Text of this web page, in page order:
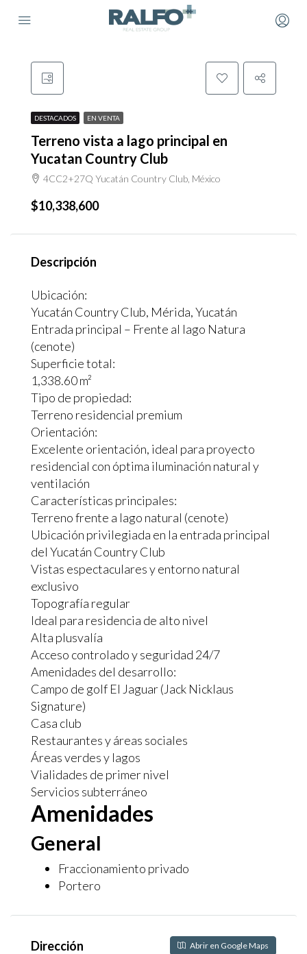
DESTACADOS EN VENTA
Terreno vista a lago principal en
Yucatan Country Club
4CC2+27Q Yucatán Country Club, México
$10,338,600
Descripción
Ubicación:
Yucatán Country Club, Mérida, Yucatán
Entrada principal – Frente al lago Natura
(cenote)
Superficie total:
1,338.60 m²
Tipo de propiedad:
Terreno residencial premium
Orientación:
Excelente orientación, ideal para proyecto
residencial con óptima iluminación natural y
ventilación
Características principales:
Terreno frente a lago natural (cenote)
Ubicación privilegiada en la entrada principal
del Yucatán Country Club
Vistas espectaculares y entorno natural
exclusivo
Topografía regular
Ideal para residencia de alto nivel
Alta plusvalía
Acceso controlado y seguridad 24/7
Amenidades del desarrollo:
Campo de golf El Jaguar (Jack Nicklaus
Signature)
Casa club
Restaurantes y áreas sociales
Áreas verdes y lagos
Vialidades de primer nivel
Servicios subterráneo
Amenidades
General
Fraccionamiento privado
Portero
Dirección Abrir en Google Maps